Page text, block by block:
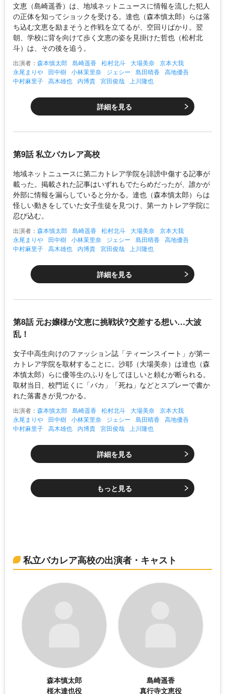
文恵（島崎遥香）は、地域ネットニュースに情報を流した犯人
の正体を知ってショックを受ける。達也（森本慎太郎）らは落
ち込む文恵を励まそうと作戦を立てるが、空回りばかり。翌
朝、学校に背を向けて歩く文恵の姿を見掛けた哲也（松村北
斗）は、その後を追う。
出演者： 森本慎太郎 島崎遥香 松村北斗 大場美奈 京本大我
永尾まりや
田中樹 小林茉里奈 ジェシー 島田晴香 高地優吾
中村麻里子 高木雄也 内博貴 宮田俊哉 上川隆也
詳細を見る
第9話 私立バカレア高校
地域ネットニュースに第二カトレア学院を誹謗中傷する記事が
載った。掲載された記事はいずれもでたらめだったが、誰かが
外部に情報を漏らしていると分かる。達也（森本慎太郎）らは
怪しい動きをしていた女子生徒を見つけ、第一カトレア学院に
忍び込む。
出演者： 森本慎太郎 島崎遥香 松村北斗 大場美奈 京本大我
永尾まりや
田中樹 小林茉里奈 ジェシー 島田晴香 高地優吾
中村麻里子 高木雄也 内博貴 宮田俊哉 上川隆也
詳細を見る
第8話 元お嬢様が文恵に挑戦状?交差する想い…大波
乱！
女子中高生向けのファッション誌「ティーンスイート」が第一
カトレア学院を取材することに。沙耶（大場美奈）は達也（森
本慎太郎）らに優等生のふりをしてほしいと頼むが断られる。
取材当日、校門近くに「バカ」「死ね」などとスプレーで書か
れた落書きが見つかる。
出演者： 森本慎太郎 島崎遥香 松村北斗 大場美奈 京本大我
永尾まりや
田中樹 小林茉里奈 ジェシー 島田晴香 高地優吾
中村麻里子 高木雄也 内博貴 宮田俊哉 上川隆也
詳細を見る
もっと見る
私立バカレア高校の出演者・キャスト
森本慎太郎
桜木達也役
島崎遥香
真行寺文恵役